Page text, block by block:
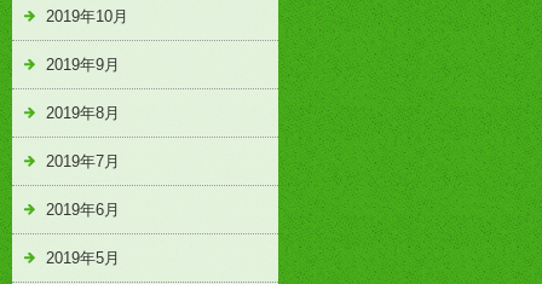
2019年10月
2019年9月
2019年8月
2019年7月
2019年6月
2019年5月